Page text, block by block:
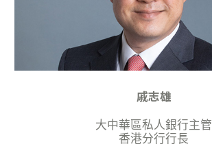
戚志雄
大中華區私人銀行主管
香港分行行長